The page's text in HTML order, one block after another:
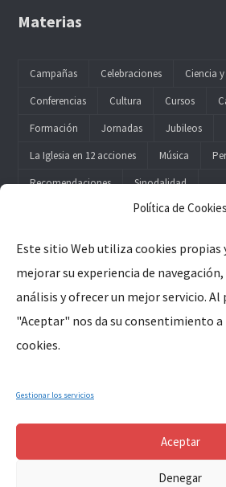
Política de Cookies
Este sitio Web utiliza cookies propias
mejorar su experiencia de
análisis y ofrecer un mejor servicio.
"Aceptar" nos da su consentimiento
cookies.
Gestionar los servicios
Aceptar
Denegar
Materias
Campañas Celebraciones Ciencia y
Conferencias
Cultura Cursos
Formación
Jornadas
Jubileos
La Iglesia en 12 acciones
Música
Recomendaciones
Sinodalidad
Legal
Aviso Legal
Política de Privacidad